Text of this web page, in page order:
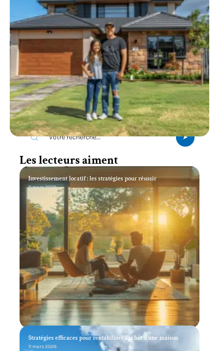
Recherche
Les lecteurs aiment
Investissement locatif : les stratégies pour réussir
11 mars 2026
Stratégies efficaces pour rentabiliser l’achat d’une maison
11 mars 2026